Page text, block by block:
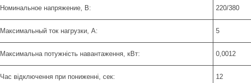
Номинальное напряжение, В: 220/380
Максимальный ток нагрузки, А: 5
Максимальна потужність навантаження, кВт: 0,0012
Час відключення при пониженні, сек: 12